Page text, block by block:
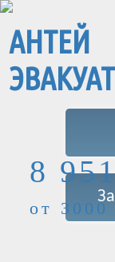
АНТЕЙ
8
от 3000